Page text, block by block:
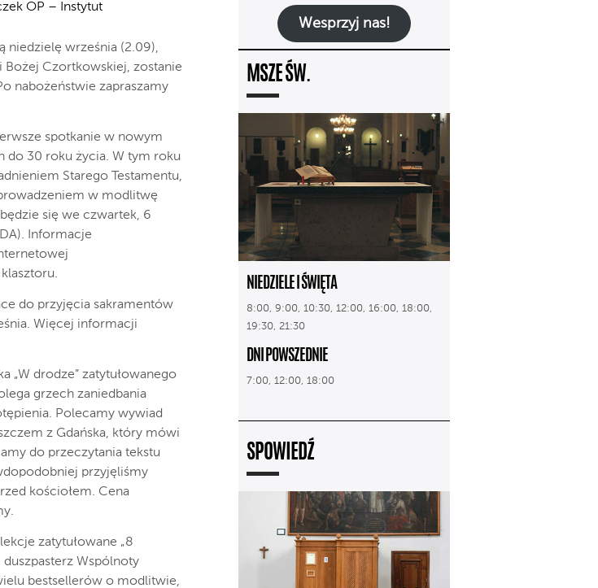
OP – Instytut
niedzielę września (2.09),
Bożej Czortkowskiej, zostanie
nabożeństwie zapraszamy
spotkanie w nowym
do 30 roku życia. W tym roku
Starego Testamentu,
w modlitwę
się we czwartek, 6
Informacje
do przyjęcia sakramentów
Więcej informacji
„W drodze” zatytułowanego
grzech zaniedbania
Polecamy wywiad
z Gdańska, który mówi
do przeczytania tekstu
przyjęliśmy
kościołem. Cena
zatytułowane „8
duszpasterz Wspólnoty
bestsellerów o modlitwie,
Wesprzyj nas!
MSZE ŚW.
NIEDZIELE I ŚWIĘTA
8:00, 9:00, 10:30, 12:00, 16:00, 18:00,
19:30, 21:30
DNI POWSZEDNIE
7:00, 12:00, 18:00
SPOWIEDŹ